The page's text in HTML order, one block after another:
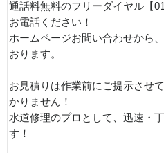
通話料無料のフリーダイヤル【
お電話ください！
ホームページお問い合わせから
おります。
お見積りは作業前にご提示させ
かりません！
水道修理のプロとして、迅速・
す！